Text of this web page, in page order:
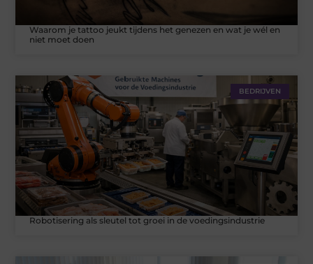
Waarom je tattoo jeukt tijdens het genezen en wat je wél en
niet moet doen
BEDRIJVEN
Robotisering als sleutel tot groei in de voedingsindustrie